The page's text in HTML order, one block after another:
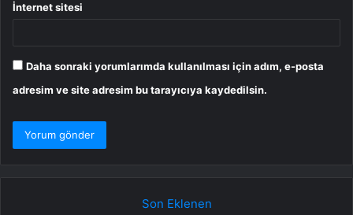
İnternet sitesi
Daha sonraki yorumlarımda kullanılması için adım, e-posta
adresim ve site adresim bu tarayıcıya kaydedilsin.
Son Eklenen